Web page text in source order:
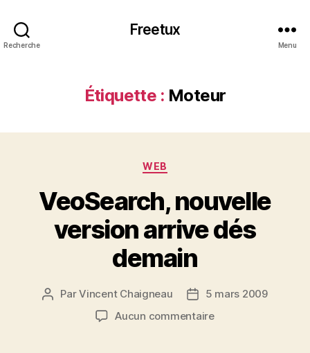
Recherche
Freetux
Menu
Étiquette : Moteur
Catégories
WEB
VeoSearch, nouvelle
version arrive dés
demain
Auteur
ParVincent Chaigneau
Date
de
5 mars 2009
Aucun commentairesur